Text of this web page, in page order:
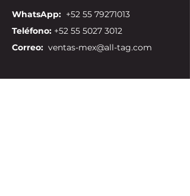
WhatsApp: +52 55 79271013
Teléfono: +52 55 5027 3012
Correo: ventas-mex@all-tag.com